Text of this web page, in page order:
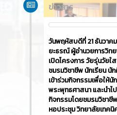
ข่าวสาร
วันพฤหัสบดีที่ 21 ธันวาค
ยะธรณ์ ผู้อำนวยการวิท
เปิดโครงการ วัยรุ่นวัยใ
ชมรมวิชาชีพ นักเรียน นั
เข้าร่วมกิจกรรมเพื่อให้นั
พระพุทธศาสนา และนำไ
กิจกรรมโดยชมรมวิชา
หอประชุม วิทยาลัยเทค